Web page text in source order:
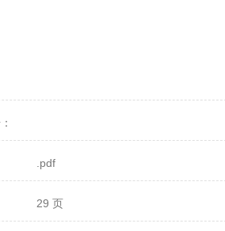
.pdf
29 页